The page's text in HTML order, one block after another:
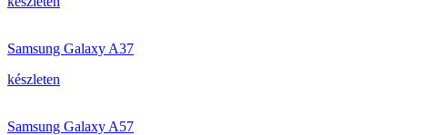
Samsung Galaxy A37
készleten
Samsung Galaxy A57